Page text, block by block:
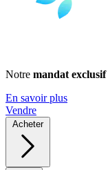
Notre mandat exclusif
En savoir plus
Vendre
Acheter